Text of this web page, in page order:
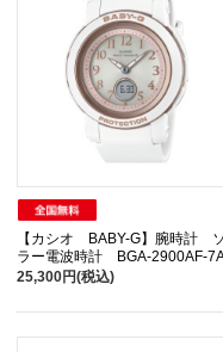
【カシオ BABY-G】腕時計
ラー電波時計 BGA-2900AF-
25,300円(税込)